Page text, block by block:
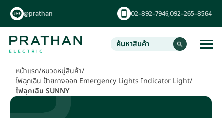
@prathan 02-892-7946,092-265-8564
หน้าแรก/หมวดหมู่สินค้า/
ไฟฉุกเฉิน ป้ายทางออก Emergency Lights Indicator Light/
ไฟฉุกเฉิน SUNNY